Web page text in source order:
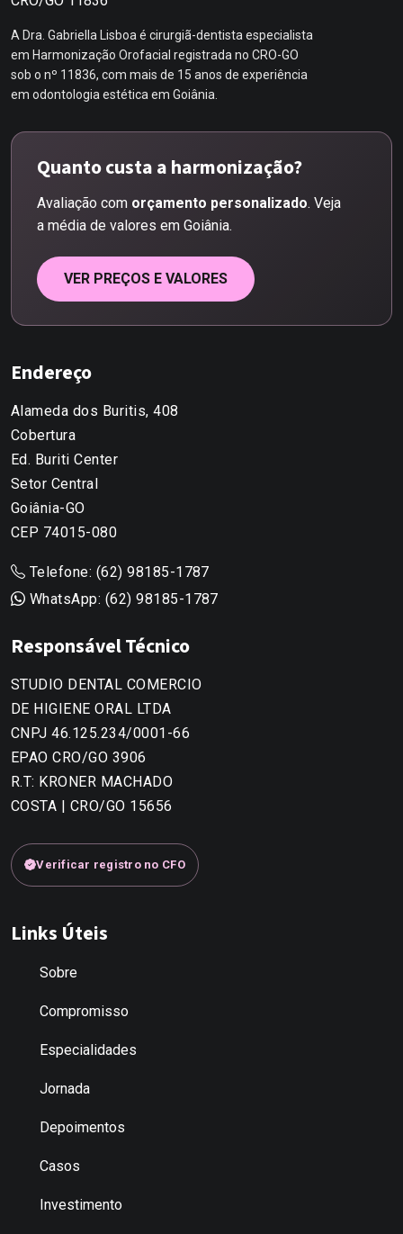
A Dra. Gabriella Lisboa é cirurgiã-dentista especialista
em Harmonização Orofacial registrada no CRO-GO
sob o nº 11836, com mais de 15 anos de experiência
em odontologia estética em Goiânia.
Quanto custa a harmonização?
Avaliação com orçamento personalizado. Veja
a média de valores em Goiânia.
VER PREÇOS E VALORES
Endereço
Alameda dos Buritis, 408
Cobertura
Ed. Buriti Center
Setor Central
Goiânia-GO
CEP 74015-080
Telefone: (62) 98185-1787
WhatsApp: (62) 98185-1787
Responsável Técnico
STUDIO DENTAL COMERCIO
DE HIGIENE ORAL LTDA
CNPJ 46.125.234/0001-66
EPAO CRO/GO 3906
R.T: KRONER MACHADO
COSTA | CRO/GO 15656
Verificar registro no CFO
Links Úteis
Sobre
Compromisso
Especialidades
Jornada
Depoimentos
Casos
Investimento